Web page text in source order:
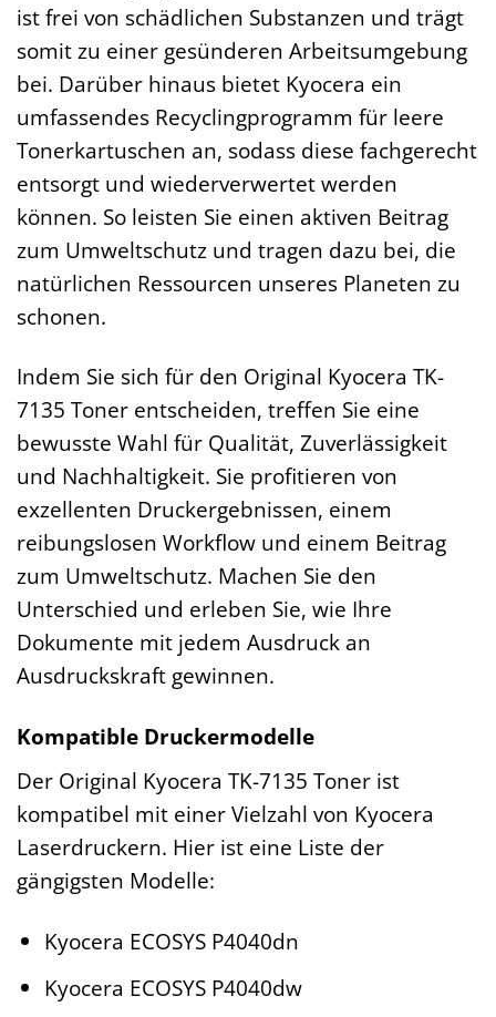
ist frei von schädlichen Substanzen und trägt
somit zu einer gesünderen Arbeitsumgebung
bei. Darüber hinaus bietet Kyocera ein
umfassendes Recyclingprogramm für leere
Tonerkartuschen an, sodass diese fachgerecht
entsorgt und wiederverwertet werden
können. So leisten Sie einen aktiven Beitrag
zum Umweltschutz und tragen dazu bei, die
natürlichen Ressourcen unseres Planeten zu
schonen.
Indem Sie sich für den Original Kyocera TK-
7135 Toner entscheiden, treffen Sie eine
bewusste Wahl für Qualität, Zuverlässigkeit
und Nachhaltigkeit. Sie profitieren von
exzellenten Druckergebnissen, einem
reibungslosen Workflow und einem Beitrag
zum Umweltschutz. Machen Sie den
Unterschied und erleben Sie, wie Ihre
Dokumente mit jedem Ausdruck an
Ausdruckskraft gewinnen.
Kompatible Druckermodelle
Der Original Kyocera TK-7135 Toner ist
kompatibel mit einer Vielzahl von Kyocera
Laserdruckern. Hier ist eine Liste der
gängigsten Modelle:
Kyocera ECOSYS P4040dn
Kyocera ECOSYS P4040dw